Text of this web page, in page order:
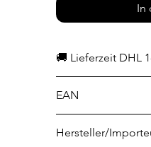
In
🚚 Lieferzeit DHL
EAN
Hersteller/